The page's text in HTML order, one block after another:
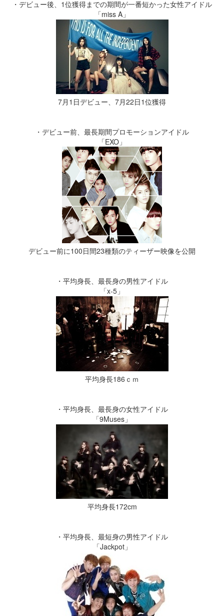
・デビュー後、1位獲得までの期間が一番短かった女性アイドル
「miss A」
7月1日デビュー、7月22日1位獲得
・デビュー前、最長期間プロモーションアイドル
「EXO」
デビュー前に100日間23種類のティーザー映像を公開
・平均身長、最長身の男性アイドル
「x-5」
平均身長186ｃｍ
・平均身長、最長身の女性アイドル
「9Muses」
平均身長172cm
・平均身長、最短身の男性アイドル
「Jackpot」